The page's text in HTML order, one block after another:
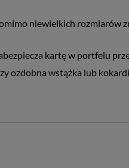
niewielkich rozmiarów
kartę w portfelu
ozdobna wstążka lub